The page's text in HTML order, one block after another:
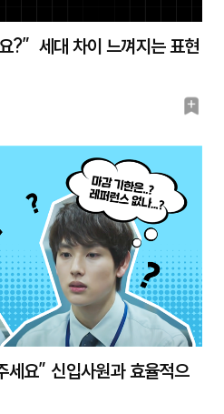
?” 세대 차이 느껴지는 표현
북
세요” 신입사원과 효율적으